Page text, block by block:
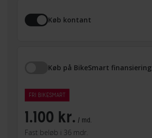
Køb kontant
Køb på BikeSmart finansiering
FRI BIKESMART
1.100 kr. / md.
Fast beløb i 36 mdr.